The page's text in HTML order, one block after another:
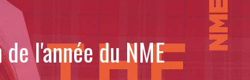
l'année du NME